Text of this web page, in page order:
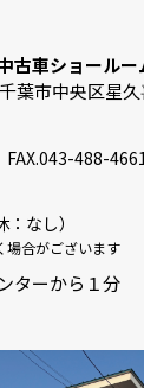
古車ショールー
葉市中央区星久
488-
なし）
合がございます
ターから１分